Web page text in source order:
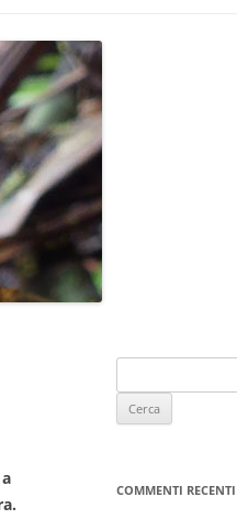
COMMENTI RECENTI